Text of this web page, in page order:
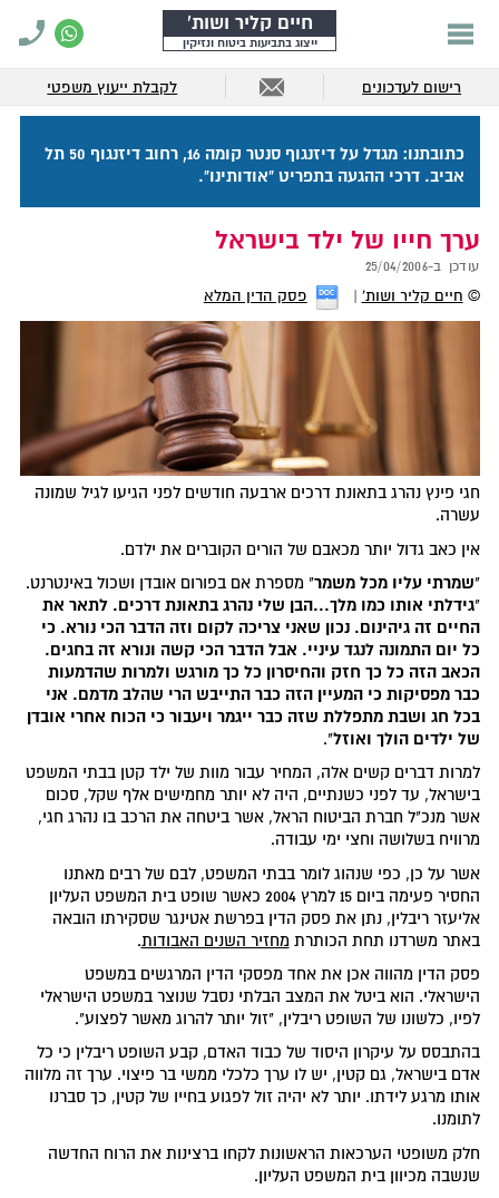
חיים קליר ושות'
ייצוג בתביעות ביטוח ונזיקין
רישום לעדכונים לקבלת ייעוץ משפטי
כתובתנו: מגדל על דיזנגוף סנטר קומה 16, רחוב דיזנגוף 50 תל
אביב. דרכי ההגעה בתפריט "אודותינו".
ערך חייו של ילד בישראל
עודכן ב-25/04/2006
© חיים קליר ושות' פסק הדין המלא
חגי פינץ נהרג בתאונת דרכים ארבעה חודשים לפני הגיעו לגיל שמונה
עשרה.
אין כאב גדול יותר מכאבם של הורים הקוברים את ילדם.
"שמרתי עליו מכל משמר" מספרת אם בפורום אובדן ושכול באינטרנט.
"גידלתי אותו כמו מלך...הבן שלי נהרג בתאונת דרכים. לתאר את
החיים זה גיהינום. נכון שאני צריכה לקום וזה הדבר הכי נורא. כי
כל יום התמונה לנגד עיניי. אבל הדבר הכי קשה ונורא זה בחגים.
הכאב הזה כל כך חזק והחיסרון כל כך מורגש ולמרות שהדמעות
כבר מפסיקות כי המעיין הזה כבר התייבש הרי שהלב מדמם. אני
בכל חג ושבת מתפללת שזה כבר ייגמר ויעבור כי הכוח אחרי אובדן
של ילדים הולך ואוזל".
למרות דברים קשים אלה, המחיר עבור מוות של ילד קטן בבתי המשפט
בישראל, עד לפני כשנתיים, היה לא יותר מחמישים אלף שקל, סכום
אשר מנכ"ל חברת הביטוח הראל, אשר ביטחה את הרכב בו נהרג חגי,
מרוויח בשלושה וחצי ימי עבודה.
אשר על כן, כפי שנהוג לומר בבתי המשפט, לבם של רבים מאתנו
החסיר פעימה ביום 15 למרץ 2004 כאשר שופט בית המשפט העליון
אליעזר ריבלין, נתן את פסק הדין בפרשת אטינגר שסקירתו הובאה
באתר משרדנו תחת הכותרת מחזיר השנים האבודות.
פסק הדין מהווה אכן את אחד מפסקי הדין המרגשים במשפט
הישראלי. הוא ביטל את המצב הבלתי נסבל שנוצר במשפט הישראלי
לפיו, כלשונו של השופט ריבלין, "זול יותר להרוג מאשר לפצוע".
בהתבסס על עיקרון היסוד של כבוד האדם, קבע השופט ריבלין כי כל
אדם בישראל, גם קטין, יש לו ערך כלכלי ממשי בר פיצוי. ערך זה מלווה
אותו מרגע לידתו. יותר לא יהיה זול לפגוע בחייו של קטין, כך סברנו
לתומנו.
חלק משופטי הערכאות הראשונות לקחו ברצינות את הרוח החדשה
שנשבה מכיוון בית המשפט העליון.